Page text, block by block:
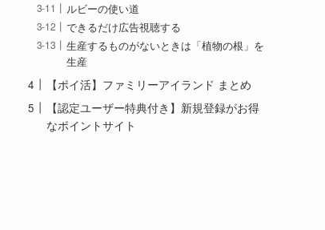
ルビーの使い道
できるだけ広告視聴する
生産するものがないときは「植物の根」を
生産
【ポイ活】ファミリーアイランド まとめ
【認定ユーザー特典付き】新規登録がお得
なポイントサイト